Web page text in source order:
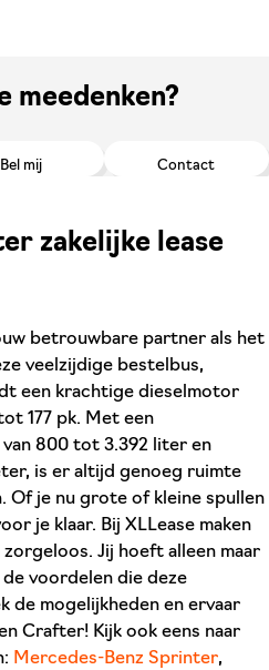
meedenken?
Bel mij Contact
zakelijke lease
betrouwbare partner als het
veelzijdige bestelbus,
een krachtige dieselmotor
177 pk. Met een
800 tot 3.392 liter en
is er altijd genoeg ruimte
Of je nu grote of kleine spullen
je klaar. Bij XLLease maken
Jij hoeft alleen maar
voordelen die deze
de mogelijkheden en ervaar
Crafter! Kijk ook eens naar
Mercedes-Benz Sprinter,